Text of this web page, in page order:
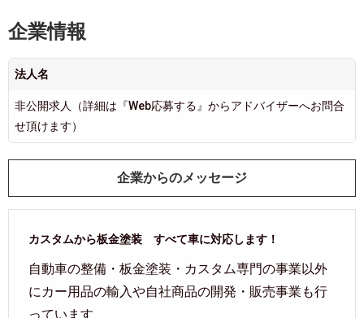
企業情報
法人名
非公開求人（詳細は『Web応募する』からアドバイザーへお問合
せ頂けます）
企業からのメッセージ
カスタムから板金塗装 すべて車に対応します！
自動車の整備・板金塗装・カスタム専門の事業以外
にカー用品の輸入や自社商品の開発・販売事業も行
っています